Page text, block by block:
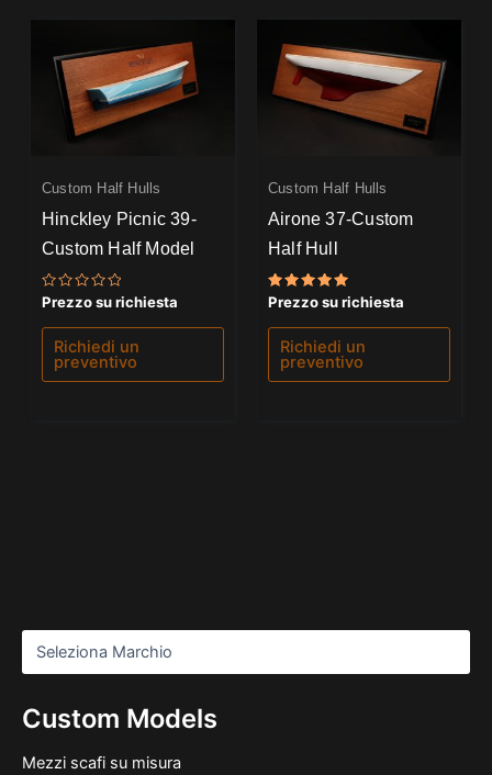
Custom Models
Mezzi scafi su misura
Custom Half Hulls
Hinckley Picnic 39-
Custom Half Model
Valutato
su
Prezzo su richiesta
Richiedi un
preventivo
Custom Half Hulls
Airone 37-Custom
Half Hull
Valutato
su 5
Prezzo su richiesta
Richiedi un
preventivo